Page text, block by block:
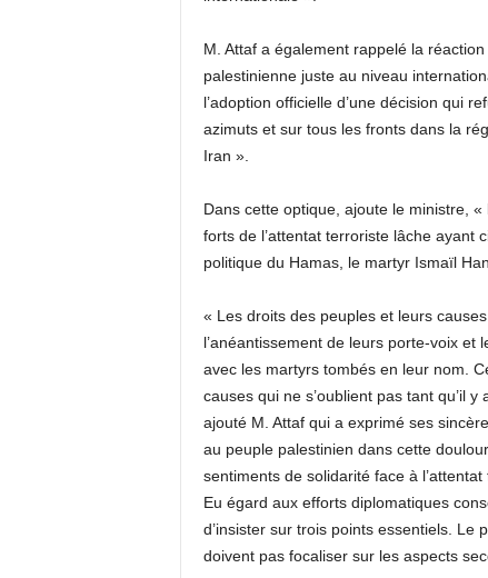
M. Attaf a également rappelé la
palestinienne juste au niveau
l’adoption officielle d’une décision qui
azimuts et sur tous les fronts dans la
Iran ».
Dans cette optique, ajoute le ministre,
forts de l’attentat terroriste lâche ayant
politique du Hamas, le martyr Ismaïl
« Les droits des peuples et leurs
l’anéantissement de leurs porte-voix et
avec les martyrs tombés en leur nom.
causes qui ne s’oublient pas tant qu’il
ajouté M. Attaf qui a exprimé ses
au peuple palestinien dans cette
sentiments de solidarité face à
Eu égard aux efforts diplomatiques
d’insister sur trois points essentiels. Le
doivent pas focaliser sur les aspects